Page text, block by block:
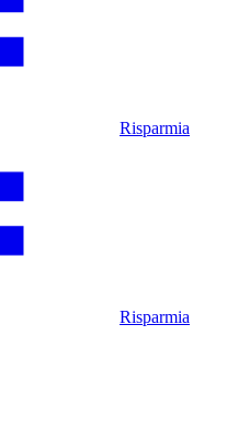
Risparmia
Risparmia